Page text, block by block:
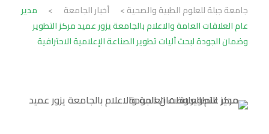
جامعة جبلة للعلوم الطبية والصحية> أخبار الجامعة >
مدير
عام العلاقات العامة والاعلام بالجامعة يزور عميد مركز التطوير
وضمان الجودة لبحث آليات تطوير الصناعة الإعلامية الاحترافية